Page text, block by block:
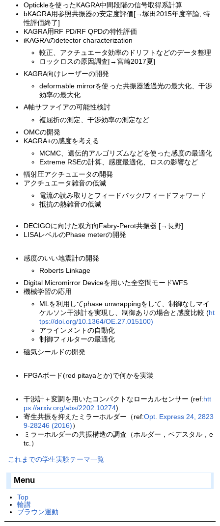
Optickleを使ったKAGRA中間段階の信号取得系計算
bKAGRA用参照共振器の安定度評価[→塚田2015年度卒論; 特
性評価終了]
KAGRA用RF PD/RF QPDの特性評価
iKAGRAのdetector characterization
較正、アクチュエータ効率のドリフトなどのデータ整理
ロックロスの原因調査[→宮崎2017夏]
KAGRA向けレーザーの開発
deformable mirrorを使った共振器透過光の最大化、干渉
効率の最大化
A軸サファイアの可能性検討
複屈折の測定、干渉効率の測定など
OMCの開発
KAGRA+の感度を考える
MCMC、遺伝的アルゴリズムなどを使った感度の最適化
Extreme RSEの計算、感度最適化、ロスの影響など
輻射圧アクチュエータの開発
アクチュエータ雑音の低減
電流の読み取りとフィードバック/フィードフォワード
抵抗の熱雑音の低減
DECIGOに向けた双方向Fabry-Perot共振器 [→長野]
LISAレベルのPhase meterの開発
感度のいい地震計の開発
Roberts Linkage
Digital Micromirror Deviceを用いた全空間モードWFS
機械学習の応用
MLを利用してphase unwrappingをして、制御なしマイ
ケルソン干渉計を実現し、制御ありの場合と感度比較 (ht
tps://doi.org/10.1364/OE.27.015100)
アラインメントの自動化
制御フィルターの最適化
磁気シールドの開発
FPGAボード(red pitayaとか)で何かを実装
干渉計＋変調を用いたコンパクトなローカルセンサー (ref:htt
ps://arxiv.org/abs/2202.10274)
寄生共振を抑えたミラーホルダー（ref:Opt. Express 24, 2823
9-28246 (2016)）
ミラーホルダーの共振構造の調査（ホルダー，ペデスタル，e
tc.）
これまでの学生実験テーマ一覧
Menu
Top
輪講
ブラウン運動